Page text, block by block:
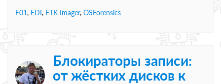
E01, EDI, FTK Imager, OSForensics
Блокираторы записи:
от жёстких дисков к